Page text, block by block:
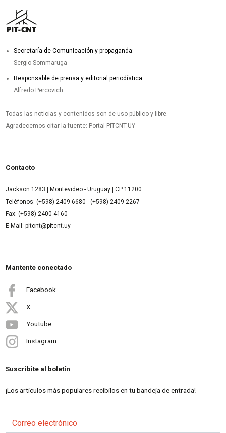
Secretaría de Comunicación y propaganda:
Sergio Sommaruga
Responsable de prensa y editorial periodística:
Alfredo Percovich
Todas las noticias y contenidos son de uso público y libre.
Agradecemos citar la fuente: Portal PITCNT.UY
Contacto
Jackson 1283 | Montevideo - Uruguay | CP 11200
Teléfonos: (+598) 2409 6680 - (+598) 2409 2267
Fax: (+598) 2400 4160
E-Mail: pitcnt@pitcnt.uy
Mantente conectado
Facebook
X
Youtube
Instagram
Suscribite al boletín
¡Los artículos más populares recibilos en tu bandeja de entrada!
Correo electrónico